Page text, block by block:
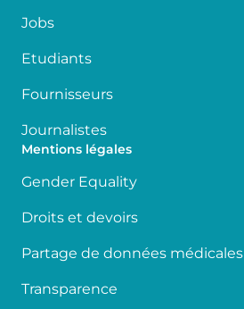
Jobs
Etudiants
Fournisseurs
Journalistes
Mentions légales
Gender Equality
Droits et devoirs
Partage de données médicales
Transparence